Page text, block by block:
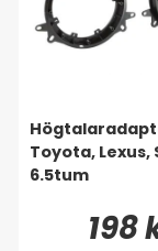
Toyota, Lexus,
6.5tum
198